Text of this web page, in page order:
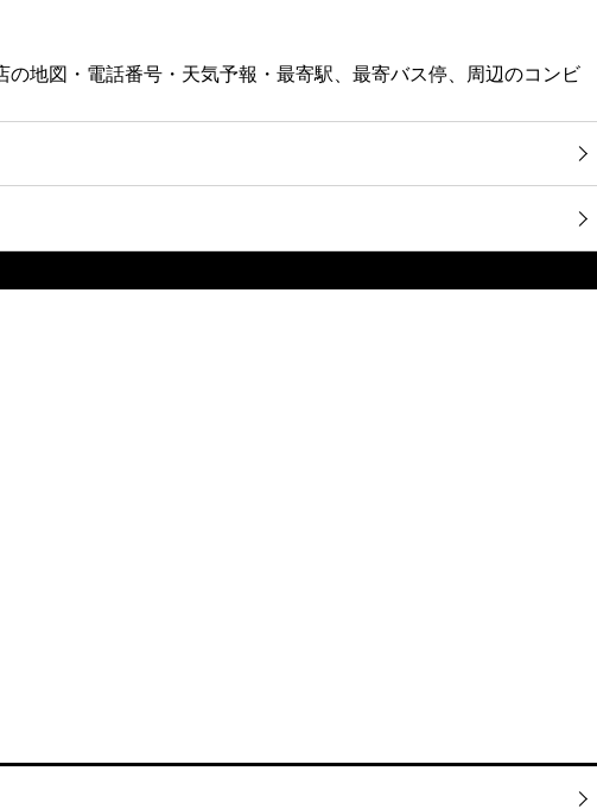
地図・電話番号・天気予報・最寄駅、最寄バス停、周辺のコンビ